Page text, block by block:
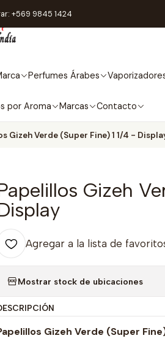
Perfumes Árabes
por Aroma Marcas Contacto
+569 9845 1424
Gizeh Verde (Super Fine) 1 1/4 -
Gizeh
Agregar a la lista de
Mostrar stock de ubicaciones
Gizeh Verde (Super